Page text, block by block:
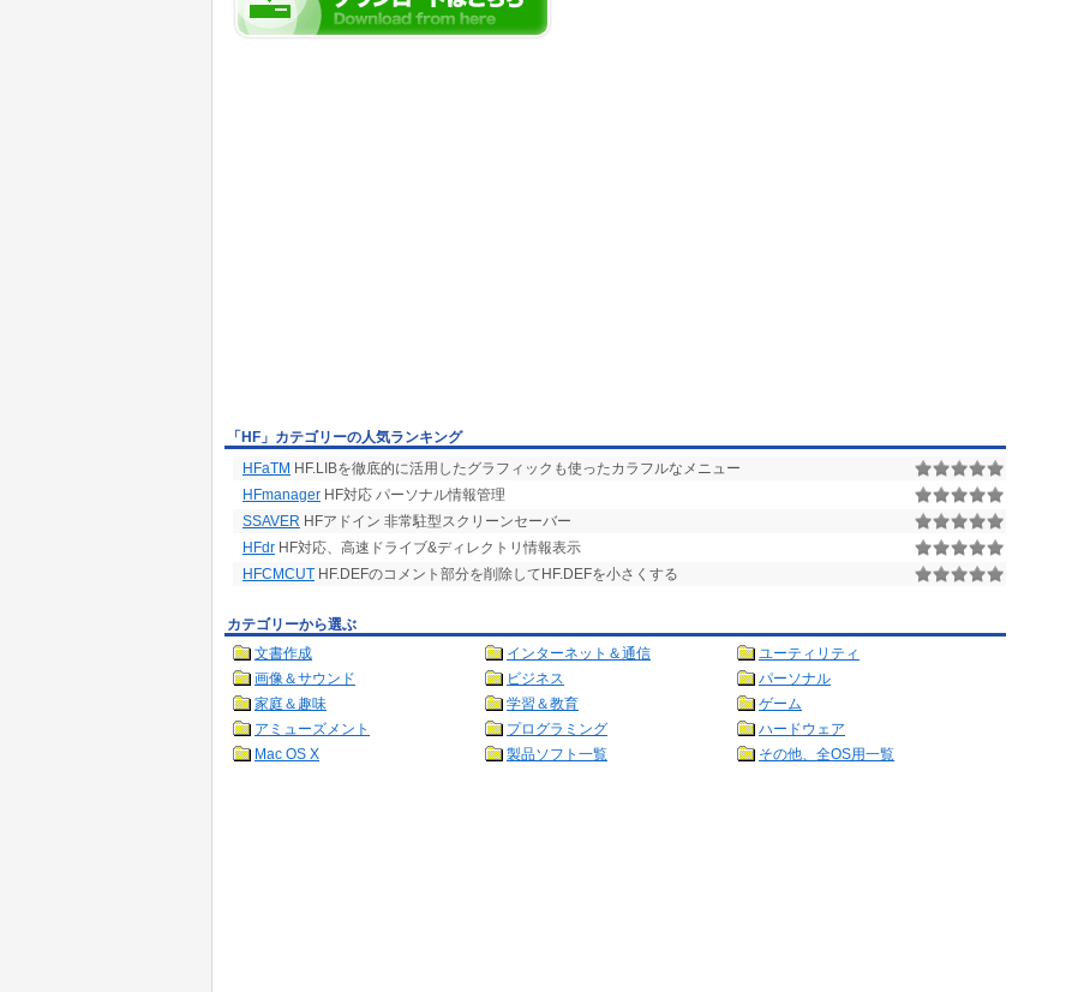
「HF」カテゴリーの人気ランキング
HFaTM HF.LIBを徹底的に活用したグラフィックも使ったカラフルなメニュー
HFmanager HF対応 パーソナル情報管理
SSAVER HFアドイン 非常駐型スクリーンセーバー
HFdr HF対応、高速ドライブ&ディレクトリ情報表示
HFCMCUT HF.DEFのコメント部分を削除してHF.DEFを小さくする
カテゴリーから選ぶ
文書作成
インターネット＆通信
ユーティリティ
画像＆サウンド
ビジネス
パーソナル
家庭＆趣味
学習＆教育
ゲーム
アミューズメント
プログラミング
ハードウェア
Mac OS X
製品ソフト一覧 その他、全OS用一覧